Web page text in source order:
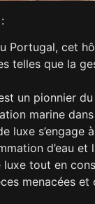
Portugal, cet
que la
un pionnier
marine
luxe
d’eau
tout en
menacées